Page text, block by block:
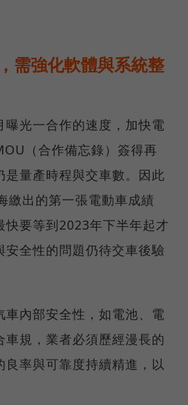
需強化軟體與系統整
曝光一合作的速度，加快電
（合作備忘錄）簽得再
是量產時程與交車數。因此
繳出的第一張電動車成績
快要等到2023年下半年起才
安全性的問題仍待交車後驗
車內部安全性，如電池、電
車規，業者必須歷經漫長的
率與可靠度持續精進，以